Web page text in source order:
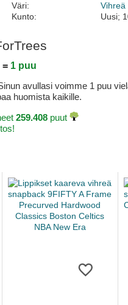
Väri:
Vihreä
Kunto:
Uusi;
= 1 puu
avullasi voimme 1 puu
huomista kaikille.
259.408 puut